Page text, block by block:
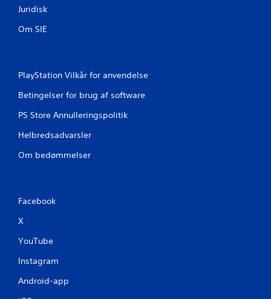
Juridisk
Om SIE
PlayStation Vilkår for anvendelse
Betingelser for brug af software
PS Store Annulleringspolitik
Helbredsadvarsler
Om bedømmelser
Facebook
X
YouTube
Instagram
Android-app